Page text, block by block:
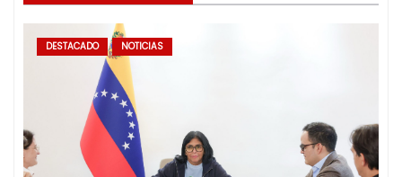
DESTACADO NOTICIAS